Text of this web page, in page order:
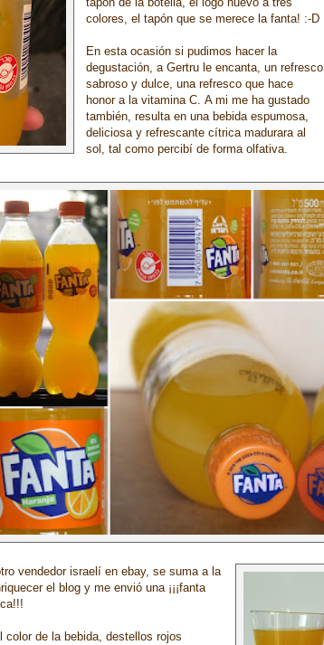
colores, el tapón que se merece la fanta! :-D
En esta ocasión si pudimos hacer la
degustación, a Gertru le encanta, un refresco
sabroso y dulce, una refresco que hace
honor a la vitamina C. A mi me ha gustado
también, resulta en una bebida espumosa,
deliciosa y refrescante cítrica madurara al
sol, tal como percibí de forma olfativa.
vendedor israelí en ebay, se suma a la
el blog y me envió una ¡¡¡fanta
color de la bebida, destellos rojos